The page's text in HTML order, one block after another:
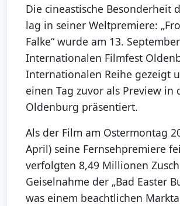
Die cineastische Besonderheit
lag in seiner Weltpremiere:
Falke“ wurde am 13.
Internationalen Filmfest
Internationalen Reihe gezeigt
einen Tag zuvor als Preview in
Oldenburg präsentiert.
Als der Film am Ostermontag
April) seine Fernsehpremiere
verfolgten 8,49 Millionen
Geiselnahme der „Bad Easter
was einem beachtlichen